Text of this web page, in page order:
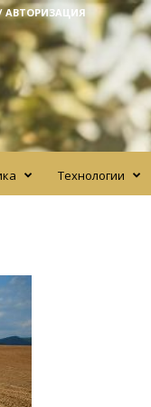
АВТОРИЗАЦИЯ
Технологии